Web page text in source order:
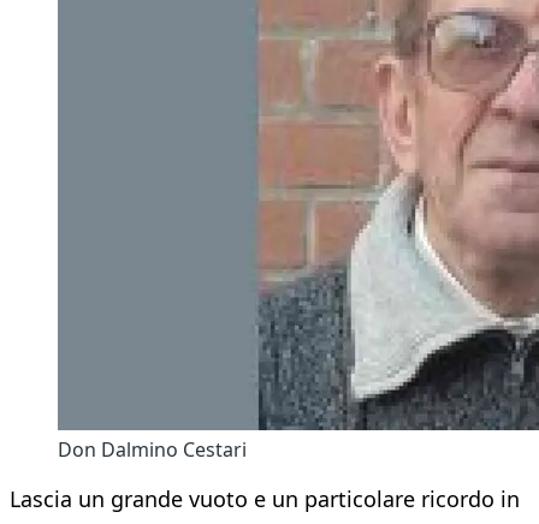
Don Dalmino Cestari
Lascia un grande vuoto e un particolare ricordo in